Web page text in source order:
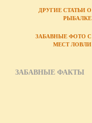
ДРУГИЕ СТАТЬИ О
РЫБАЛКЕ
ЗАБАВНЫЕ ФОТО С
МЕСТ ЛОВЛИ
ЗАБАВНЫЕ ФАКТЫ